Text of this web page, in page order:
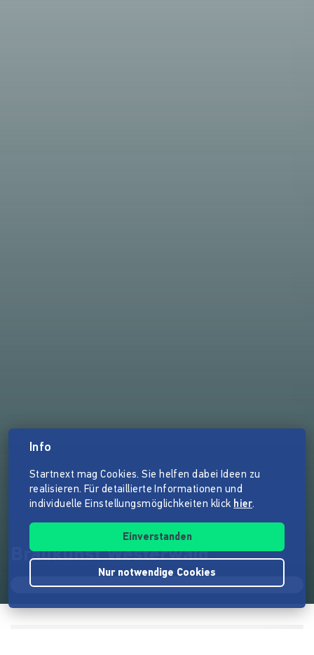
Braukunst Westerwald
Info
Startnext mag Cookies. Sie helfen dabei Ideen zu
realisieren. Für detaillierte Informationen und
individuelle Einstellungsmöglichkeiten klick hier.
Einverstanden
Nur notwendige Cookies